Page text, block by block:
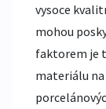
vysoce
mohou
faktorem je
materiálu